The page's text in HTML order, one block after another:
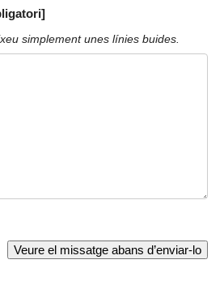
simplement unes línies buides.